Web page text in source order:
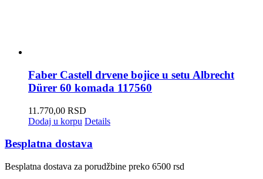
Faber Castell drvene bojice u setu Albrecht
Dürer 60 komada 117560
11.770,00 RSD
Dodaj u korpu Details
Besplatna dostava
Besplatna dostava za porudžbine preko 6500 rsd